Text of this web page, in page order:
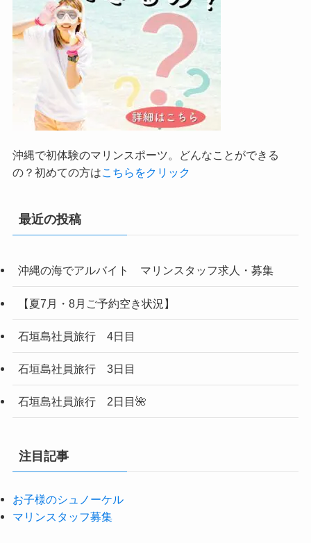
沖縄で初体験のマリンスポーツ。どんなことができる
の？初めての方はこちらをクリック
最近の投稿
沖縄の海でアルバイト マリンスタッフ求人・募集
【夏7月・8月ご予約空き状況】
石垣島社員旅行 4日目
石垣島社員旅行 3日目
石垣島社員旅行 2日目🌺
注目記事
お子様のシュノーケル
マリンスタッフ募集